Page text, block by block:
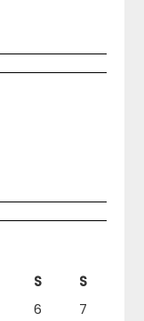
S
S
6
7